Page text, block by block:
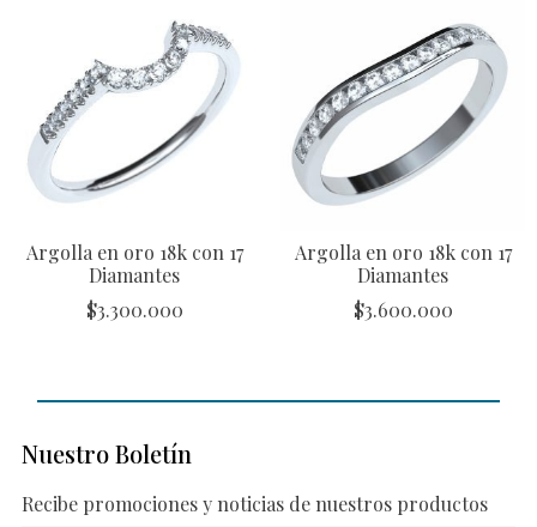
Argolla en oro 18k con 17
Diamantes
$3.300.000
Argolla en oro 18k con 17
Diamantes
$3.600.000
Nuestro Boletín
Recibe promociones y noticias de nuestros productos